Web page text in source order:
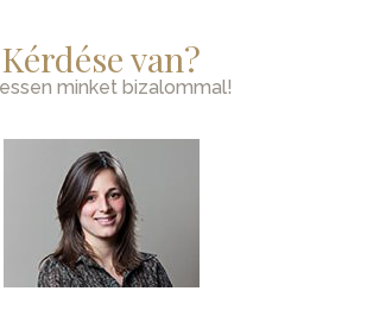
Kérdése van?
minket bizalommal!